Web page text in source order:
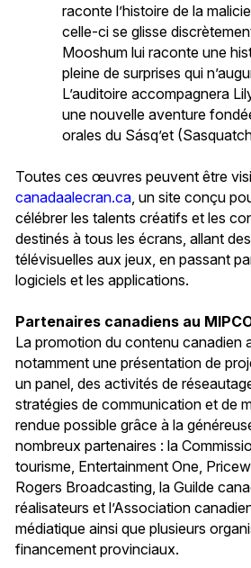
raconte l’histoire de la
celle-ci se glisse
Mooshum lui raconte une
pleine de surprises qui
L’auditoire accompagnera
une nouvelle aventure
orales du Sásq’et
Toutes ces œuvres peuvent être
canadaalecran.ca , un site conçu
célébrer les talents créatifs et les
destinés à tous les écrans, allant
télévisuelles aux jeux, en passant
logiciels et les applications.
Partenaires canadiens au
La promotion du contenu canadien
notamment une présentation de
un panel, des activités de
stratégies de communication et de
rendue possible grâce à la
nombreux partenaires : la
tourisme, Entertainment One,
Rogers Broadcasting, la Guilde
réalisateurs et l’Association
médiatique ainsi que plusieurs
financement provinciaux.